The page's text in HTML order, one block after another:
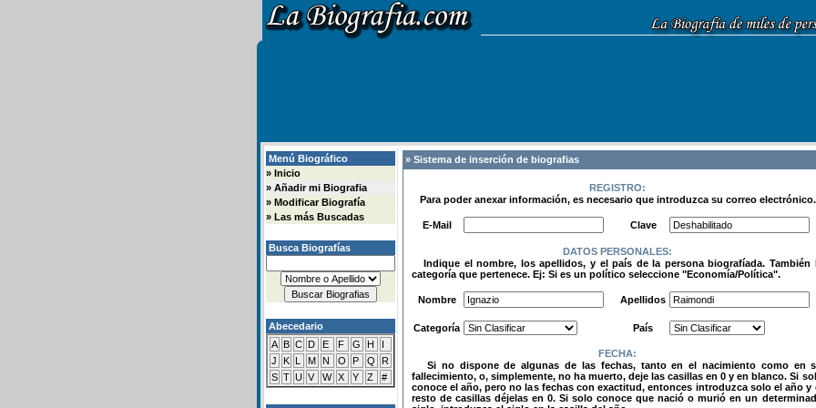
Menú Biográfico
» Inicio
» Añadir mi Biografia
» Modificar Biografía
» Las más Buscadas
Busca Biografías
Abecedario
A B C D E F G H
I
J
K L M N O P Q
R
S T U V W X Y Z #
» Sistema de inserción de biografias
REGISTRO:
Para poder anexar información, es necesario que introduzca su correo electrónico.
E-Mail
Clave
DATOS PERSONALES:
Indique el nombre, los apellidos, y el país de la persona biografíada. También
categoría que pertenece. Ej: Si es un político seleccione "Economía/Política".
Nombre
Apellidos
Categoría País
FECHA:
Si no dispone de algunas de las fechas, tanto en el nacimiento como en
fallecimiento, o, simplemente, no ha muerto, deje las casillas en 0 y en blanco. Si
conoce el año, pero no las fechas con exactitud, entonces introduzca solo el año y
resto de casillas déjelas en 0. Si solo conoce que nació o murió en un